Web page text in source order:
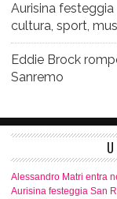
Aurisina
cultura, sport,
Eddie Brock
Sanremo
Alessandro Matri entra
Aurisina festeggia San